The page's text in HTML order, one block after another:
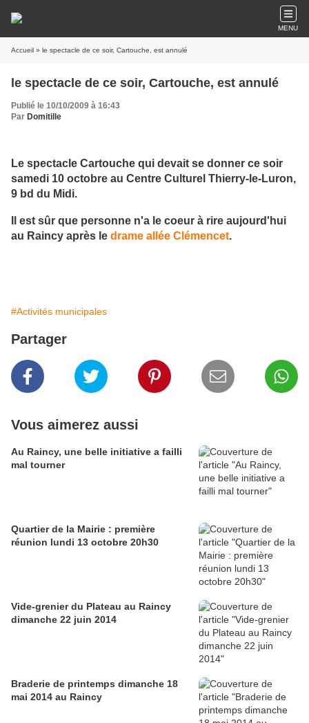
MENU
Accueil » le spectacle de ce soir, Cartouche, est annulé
le spectacle de ce soir, Cartouche, est annulé
Publié le 10/10/2009 à 16:43
Par Domitille
Le spectacle Cartouche qui devait se donner ce soir
samedi 10 octobre au Centre Culturel Thierry-le-Luron,
9 bd du Midi.
Il est sûr que personne n'a le coeur à rire aujourd'hui
au Raincy après le drame allée Clémencet.
#Activités municipales
Partager
Vous aimerez aussi
Au Raincy, une belle initiative a failli
mal tourner
Quartier de la Mairie : première
réunion lundi 13 octobre 20h30
Vide-grenier du Plateau au Raincy
dimanche 22 juin 2014
Braderie de printemps dimanche 18
mai 2014 au Raincy